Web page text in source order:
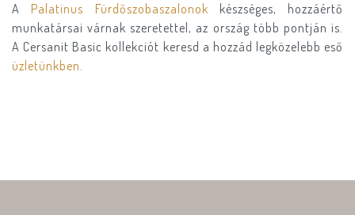
A Palatinus Fürdőszobaszalonok készséges, hozzáértő
munkatársai várnak szeretettel, az ország több pontján is.
A Cersanit Basic kollekciót keresd a hozzád legközelebb eső
üzletünkben.